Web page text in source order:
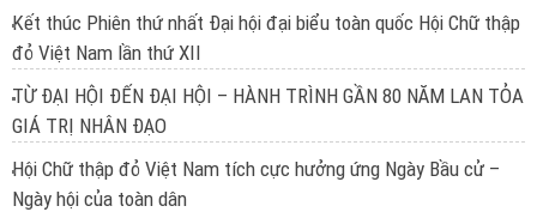
Kết thúc Phiên thứ nhất Đại hội đại biểu toàn quốc Hội Chữ thập
đỏ Việt Nam lần thứ XII
TỪ ĐẠI HỘI ĐẾN ĐẠI HỘI – HÀNH TRÌNH GẦN 80 NĂM LAN TỎA
GIÁ TRỊ NHÂN ĐẠO
Hội Chữ thập đỏ Việt Nam tích cực hưởng ứng Ngày Bầu cử –
Ngày hội của toàn dân